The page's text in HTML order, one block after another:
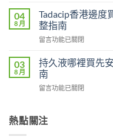
幾
時
食
多？
正
確
一
次
真
相：
用
是
心
作
香
而
鋼
副
作
完
整
分
析
見
04
8 月
Tadacip香港邊度
整指南
在
香
港
邊
度
貨？
留言功能已關閉
03
8 月
持久液哪裡買先
南
在
液
哪
留言功能已關閉
熱點關注